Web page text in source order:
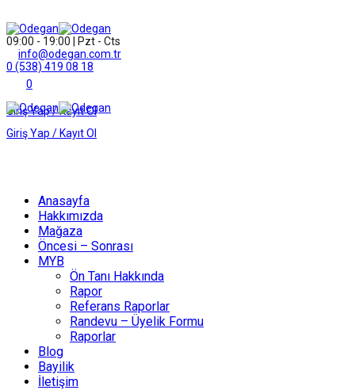
09:00 - 19:00 | Pzt - Cts
info@odegan.com.tr
0 (538) 419 08 18
0
Giriş Yap / Kayıt Ol
Giriş Yap / Kayıt Ol
Anasayfa
Hakkımızda
Mağaza
Öncesi – Sonrası
MYB
Ön Tanı Hakkında
Rapor
Referans Raporlar
Randevu – Üyelik Formu
Raporlar
Blog
Bayilik
İletişim